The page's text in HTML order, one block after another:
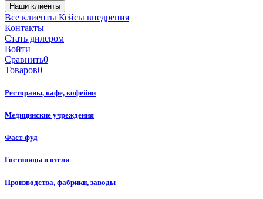
Наши клиенты
Все клиенты Кейсы внедрения
Контакты
Стать дилером
Войти
Сравнить0
Товаров0
Рестораны, кафе, кофейни
Медицинские учреждения
Фаст-фуд
Гостиницы и отели
Производства, фабрики, заводы